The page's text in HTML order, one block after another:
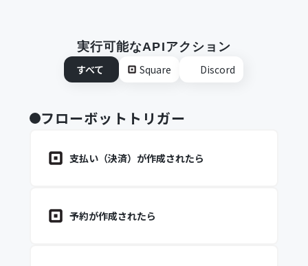
実行可能なAPIアクション
すべて
Square Discord
フローボットトリガー
支払い（決済）が作成されたら
予約が作成されたら